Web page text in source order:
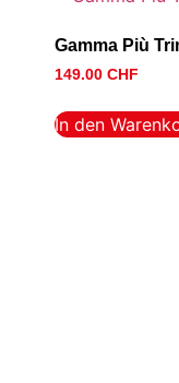
Gamma Più
149.00 CHF
In den